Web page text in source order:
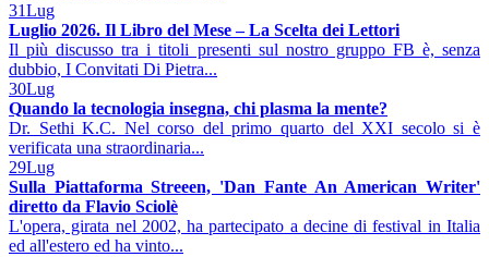
31Lug
Luglio 2026. Il Libro del Mese – La Scelta dei Lettori
Il più discusso tra i titoli presenti sul nostro gruppo FB è, senza
dubbio, I Convitati Di Pietra...
30Lug
Quando la tecnologia insegna, chi plasma la mente?
Dr. Sethi K.C. Nel corso del primo quarto del XXI secolo si è
verificata una straordinaria...
29Lug
Sulla Piattaforma Streeen, 'Dan Fante An American Writer'
diretto da Flavio Sciolè
L'opera, girata nel 2002, ha partecipato a decine di festival in Italia
ed all'estero ed ha vinto...